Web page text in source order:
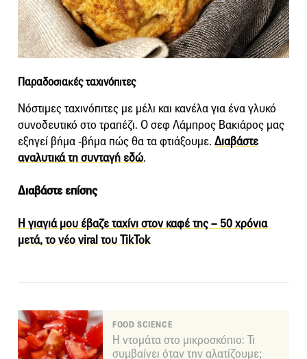
Παραδοσιακές ταχινόπιτες
Νόστιμες ταχινόπιτες με μέλι και κανέλα για ένα γλυκό
συνοδευτικό στο τραπέζι. Ο σεφ Λάμπρος Βακιάρος μας
εξηγεί βήμα -βήμα πώς θα τα φτιάξουμε. Διαβάστε
αναλυτικά τη συνταγή εδώ.
Διαβάστε επίσης
Η γιαγιά μου έβαζε ταχίνι στον καφέ της – 50 χρόνια
μετά, το νέο viral του TikTok
FOOD SCIENCE
Η ντομάτα στο μικροσκόπιο: Τι
συμβαίνει όταν την αλατίζουμε;